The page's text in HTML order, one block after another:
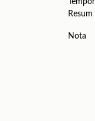
Resum
Nota